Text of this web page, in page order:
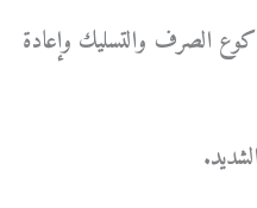
كوع الصرف والتسليك وإعادة